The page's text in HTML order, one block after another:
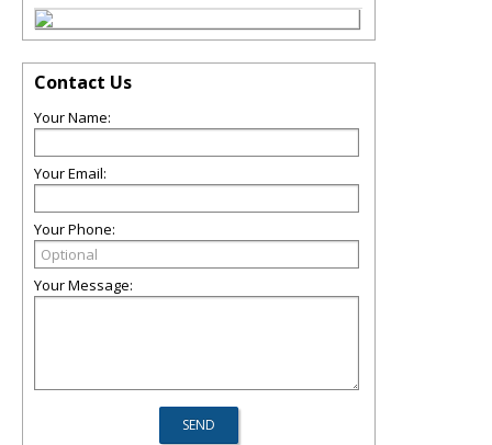
Contact Us
Your Name:
Your Email:
Your Phone:
Your Message: